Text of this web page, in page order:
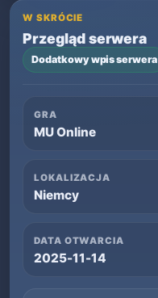
W SKRÓCIE
Przegląd serwera
Dodatkowy wpis serwera
GRA
MU Online
LOKALIZACJA
Niemcy
DATA OTWARCIA
2025-11-14